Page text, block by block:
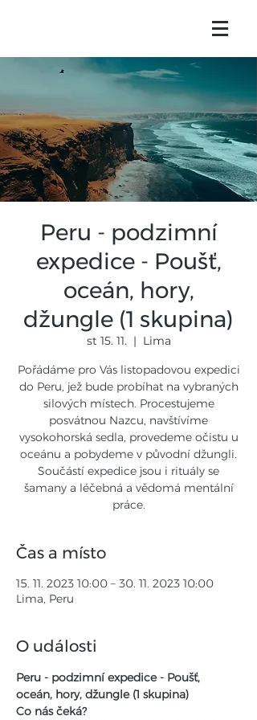
Peru - podzimní
expedice - Poušť,
oceán, hory,
džungle (1 skupina)
st 15. 11.
  |
Lima
Pořádáme pro Vás listopadovou expedici
do Peru, jež bude probíhat na vybraných
silových místech. Procestujeme
posvátnou Nazcu, navštívíme
vysokohorská sedla, provedeme očistu u
oceánu a pobydeme v původní džungli.
Součástí expedice jsou i rituály se
šamany a léčebná a vědomá mentální
Čas a místo
15. 11. 2023 10:00 – 30. 11. 2023 10:00
Lima, Peru
O události
Peru - podzimní expedice - Poušť,
oceán, hory, džungle (1 skupina)
Co nás čeká?